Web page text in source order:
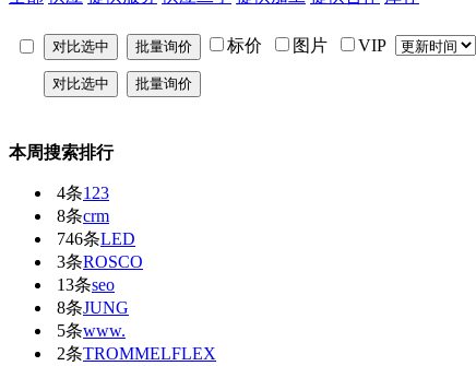
标价 图片 VIP
本周搜索排行
4条123
8条crm
746条LED
3条ROSCO
13条seo
8条JUNG
5条www.
2条TROMMELFLEX